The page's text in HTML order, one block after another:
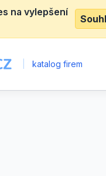
na vylepšení
katalog firem